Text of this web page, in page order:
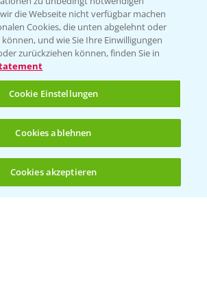
(noch 4)
Sie uns
Datenschutzerklärung
die Webseite nicht verfügbar machen
Cookies, die unten abgelehnt oder
und wie Sie Ihre Einwilligungen
zurückziehen können, finden Sie in
Cookie Einstellungen
Cookies ablehnen
Cookies akzeptieren